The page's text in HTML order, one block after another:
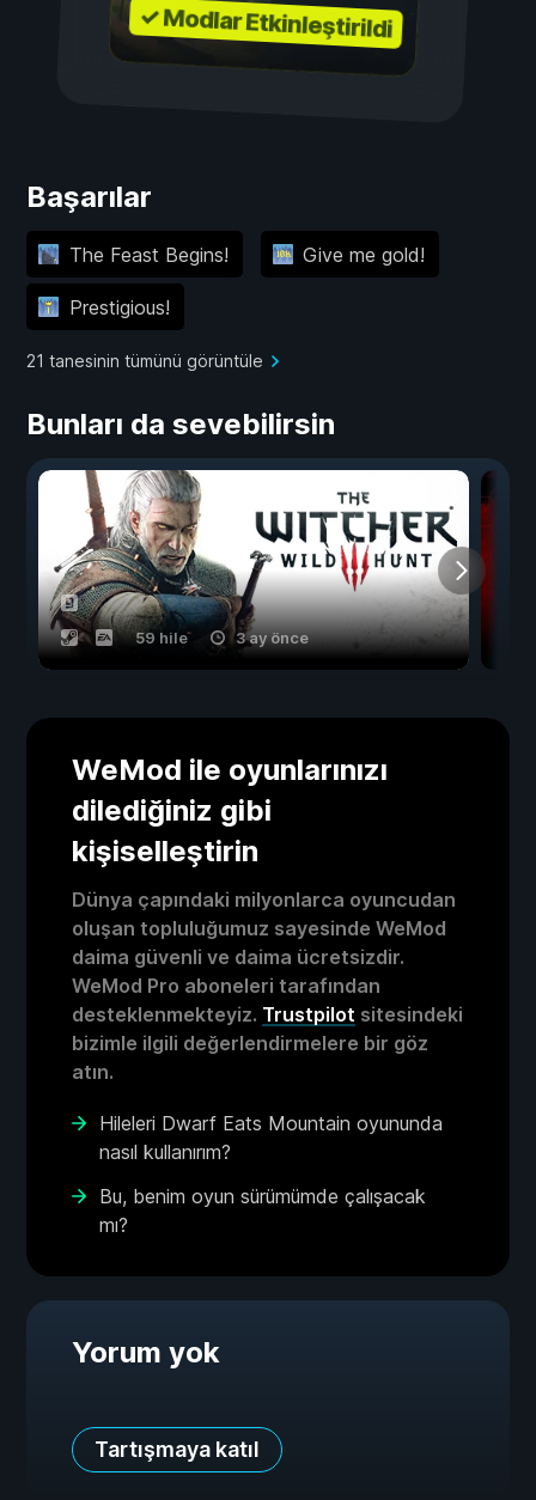
✓ Modlar Etkinleştirildi
Başarılar
The Feast Begins! Give me gold!
Prestigious!
21 tanesinin tümünü görüntüle
Bunları da sevebilirsin
59 hile 3 ay önce
WeMod ile oyunlarınızı
dilediğiniz gibi
kişiselleştirin
Dünya çapındaki milyonlarca oyuncudan
oluşan topluluğumuz sayesinde WeMod
daima güvenli ve daima ücretsizdir.
WeMod Pro aboneleri tarafından
desteklenmekteyiz. Trustpilot sitesindeki
bizimle ilgili değerlendirmelere bir göz
atın.
Hileleri Dwarf Eats Mountain oyununda
nasıl kullanırım?
Bu, benim oyun sürümümde çalışacak
mı?
Yorum yok
Tartışmaya katıl